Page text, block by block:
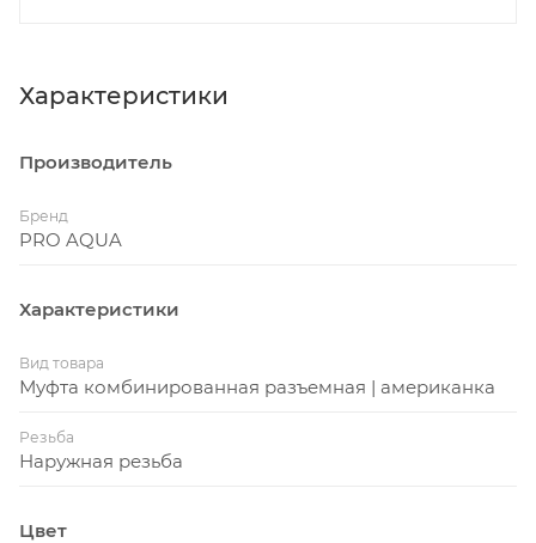
Характеристики
Производитель
Бренд
PRO AQUA
Характеристики
Вид товара
Муфта комбинированная разъемная | американка
Резьба
Наружная резьба
Цвет